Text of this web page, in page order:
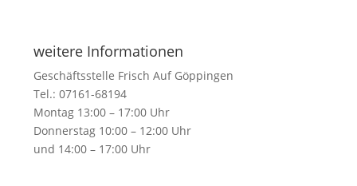
weitere Informationen
Geschäftsstelle Frisch Auf Göppingen
Tel.: 07161-68194
Montag 13:00 – 17:00 Uhr
Donnerstag 10:00 – 12:00 Uhr
und 14:00 – 17:00 Uhr